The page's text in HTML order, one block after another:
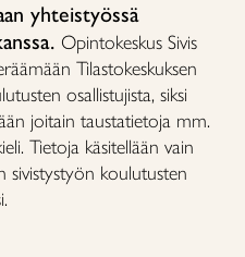
yhteistyössä
Opintokeskus Sivis
Tilastokeskuksen
osallistujista, siksi
joitain taustatietoja mm.
Tietoja käsitellään vain
sivistystyön koulutusten